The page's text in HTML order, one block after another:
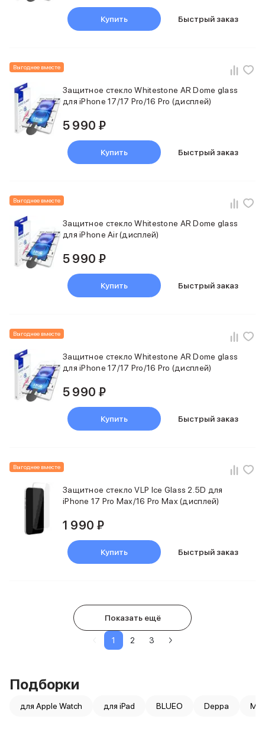
Купить Быстрый заказ
Выгоднее вместе
Защитное стекло Whitestone AR Dome glass
для iPhone 17/17 Pro/16 Pro (дисплей)
5 990 ₽
Купить Быстрый заказ
Выгоднее вместе
Защитное стекло Whitestone AR Dome glass
для iPhone Air (дисплей)
5 990 ₽
Купить Быстрый заказ
Выгоднее вместе
Защитное стекло Whitestone AR Dome glass
для iPhone 17/17 Pro/16 Pro (дисплей)
5 990 ₽
Купить Быстрый заказ
Выгоднее вместе
Защитное стекло VLP Ice Glass 2.5D для
iPhone 17 Pro Max/16 Pro Max (дисплей)
1 990 ₽
Купить Быстрый заказ
Показать ещё
1 2 3
Подборки
для Apple Watch для iPad BLUEO Deppa